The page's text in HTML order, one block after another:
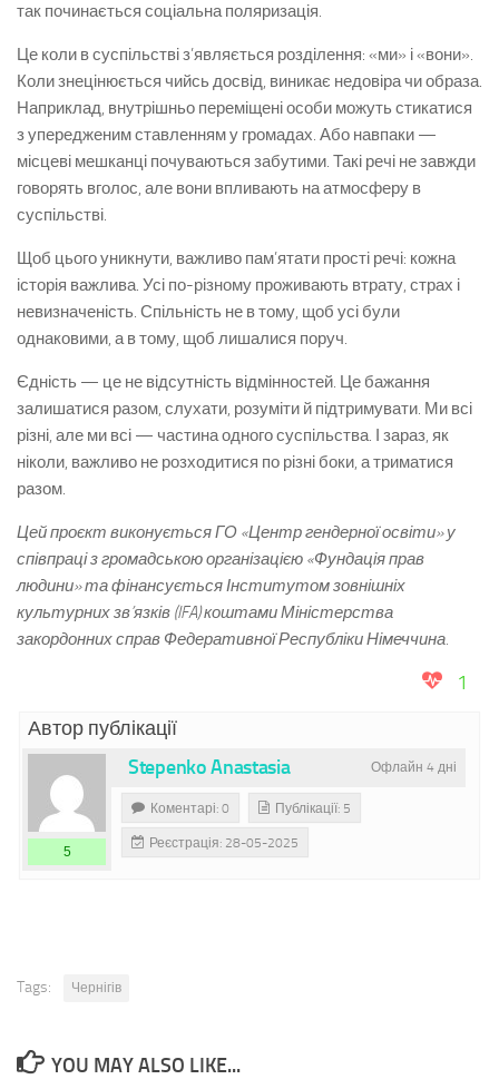
так починається соціальна поляризація.
Це коли в суспільстві з’являється розділення: «ми» і «вони».
Коли знецінюється чийсь досвід, виникає недовіра чи образа.
Наприклад, внутрішньо переміщені особи можуть стикатися
з упередженим ставленням у громадах. Або навпаки —
місцеві мешканці почуваються забутими. Такі речі не завжди
говорять вголос, але вони впливають на атмосферу в
суспільстві.
Щоб цього уникнути, важливо пам’ятати прості речі: кожна
історія важлива. Усі по-різному проживають втрату, страх і
невизначеність. Спільність не в тому, щоб усі були
однаковими, а в тому, щоб лишалися поруч.
Єдність — це не відсутність відмінностей. Це бажання
залишатися разом, слухати, розуміти й підтримувати. Ми всі
різні, але ми всі — частина одного суспільства. І зараз, як
ніколи, важливо не розходитися по різні боки, а триматися
разом.
Цей проєкт виконується ГО «Центр гендерної освіти» у
співпраці з громадською організацією «Фундація прав
людини» та фінансується Інститутом зовнішніх
культурних зв’язків (IFA) коштами Міністерства
закордонних справ Федеративної Республіки Німеччина.
1
Автор публікації
Офлайн 4 дні
Stepenko Anastasia
5
Коментарі: 0 Публікації: 5
Реєстрація: 28-05-2025
Tags: Чернігів
YOU MAY ALSO LIKE...